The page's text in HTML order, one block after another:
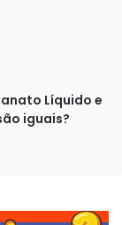
Líquido e
iguais?